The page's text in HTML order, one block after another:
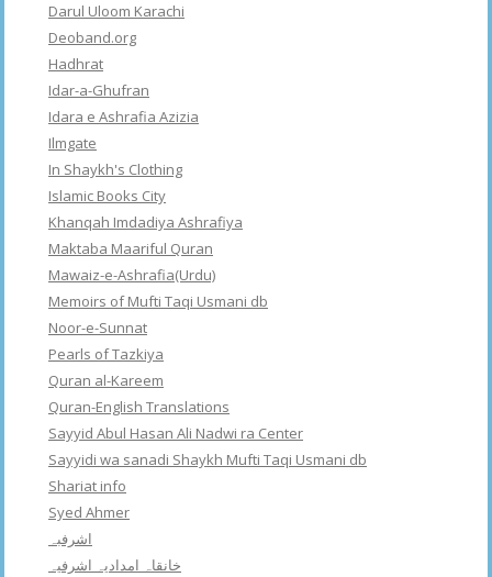
Darul Uloom Karachi
Deoband.org
Hadhrat
Idar-a-Ghufran
Idara e Ashrafia Azizia
Ilmgate
In Shaykh's Clothing
Islamic Books City
Khanqah Imdadiya Ashrafiya
Maktaba Maariful Quran
Mawaiz-e-Ashrafia(Urdu)
Memoirs of Mufti Taqi Usmani db
Noor-e-Sunnat
Pearls of Tazkiya
Quran al-Kareem
Quran-English Translations
Sayyid Abul Hasan Ali Nadwi ra Center
Sayyidi wa sanadi Shaykh Mufti Taqi Usmani db
Shariat info
Syed Ahmer
اشرفبہ
خانقاہ امدادیہ اشرفیہ